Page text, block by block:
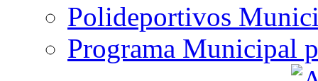
Polideportivos
Programa Municipal